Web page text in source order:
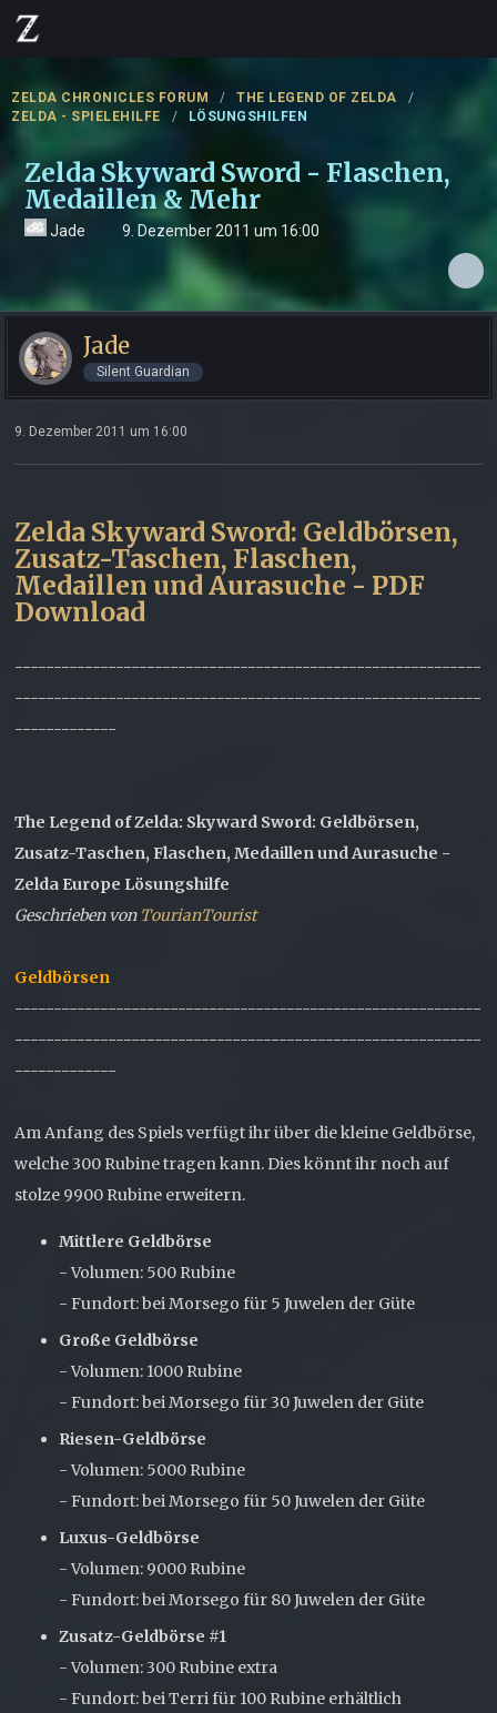
ZELDA CHRONICLES FORUM
THE LEGEND OF ZELDA
ZELDA - SPIELEHILFE
LÖSUNGSHILFEN
Zelda Skyward Sword - Flaschen,
Medaillen & Mehr
Jade 9. Dezember 2011 um 16:00
Jade
Silent Guardian
9. Dezember 2011 um 16:00
Zelda Skyward Sword: Geldbörsen,
Zusatz-Taschen, Flaschen,
Medaillen und Aurasuche - PDF
Download
------------------------------------------------------------
------------------------------------------------------------
-------------
The Legend of Zelda: Skyward Sword: Geldbörsen,
Zusatz-Taschen, Flaschen, Medaillen und Aurasuche -
Zelda Europe Lösungshilfe
Geschrieben von TourianTourist
Geldbörsen
------------------------------------------------------------
------------------------------------------------------------
-------------
Am Anfang des Spiels verfügt ihr über die kleine Geldbörse,
welche 300 Rubine tragen kann. Dies könnt ihr noch auf
stolze 9900 Rubine erweitern.
Mittlere Geldbörse
- Volumen: 500 Rubine
- Fundort: bei Morsego für 5 Juwelen der Güte
Große Geldbörse
- Volumen: 1000 Rubine
- Fundort: bei Morsego für 30 Juwelen der Güte
Riesen-Geldbörse
- Volumen: 5000 Rubine
- Fundort: bei Morsego für 50 Juwelen der Güte
Luxus-Geldbörse
- Volumen: 9000 Rubine
- Fundort: bei Morsego für 80 Juwelen der Güte
Zusatz-Geldbörse #1
- Volumen: 300 Rubine extra
- Fundort: bei Terri für 100 Rubine erhältlich